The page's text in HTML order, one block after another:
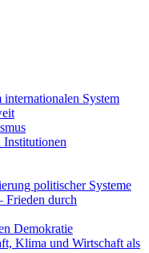
System
Institutionen
politischer Systeme
Frieden durch
Demokratie
Klima und Wirtschaft als